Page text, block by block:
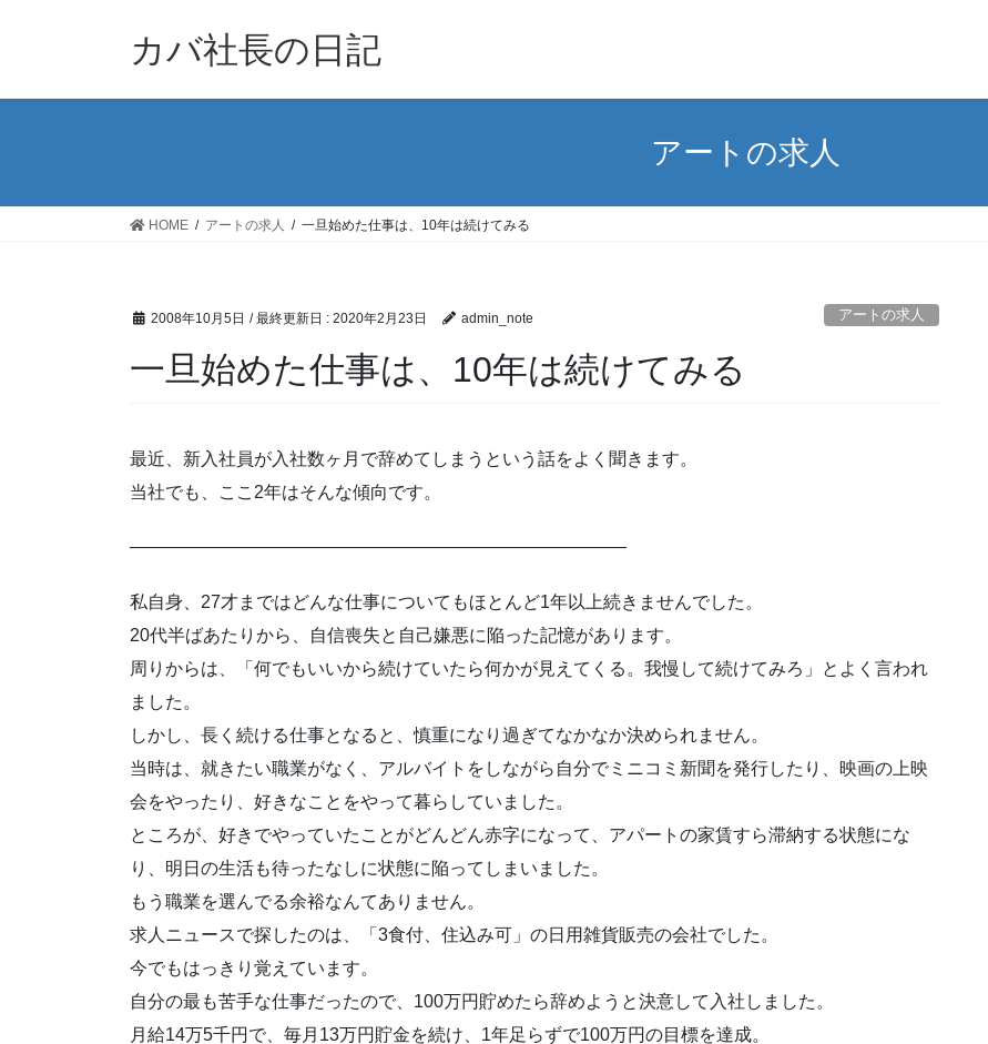
カバ社長の日記
アートの求人
HOME アートの求人 一旦始めた仕事は、10年は続けてみる
2008年10月5日 / 最終更新日 : 2020年2月23日 admin_note アートの求人
一旦始めた仕事は、10年は続けてみる
最近、新入社員が入社数ヶ月で辞めてしまうという話をよく聞きます。
当社でも、ここ2年はそんな傾向です。
————————————————————————————
私自身、27才まではどんな仕事についてもほとんど1年以上続きませんでした。
20代半ばあたりから、自信喪失と自己嫌悪に陥った記憶があります。
周りからは、「何でもいいから続けていたら何かが見えてくる。我慢して続けてみろ」とよく言われ
ました。
しかし、長く続ける仕事となると、慎重になり過ぎてなかなか決められません。
当時は、就きたい職業がなく、アルバイトをしながら自分でミニコミ新聞を発行したり、映画の上映
会をやったり、好きなことをやって暮らしていました。
ところが、好きでやっていたことがどんどん赤字になって、アパートの家賃すら滞納する状態にな
り、明日の生活も待ったなしに状態に陥ってしまいました。
もう職業を選んでる余裕なんてありません。
求人ニュースで探したのは、「3食付、住込み可」の日用雑貨販売の会社でした。
今でもはっきり覚えています。
自分の最も苦手な仕事だったので、100万円貯めたら辞めようと決意して入社しました。
月給14万5千円で、毎月13万円貯金を続け、1年足らずで100万円の目標を達成。